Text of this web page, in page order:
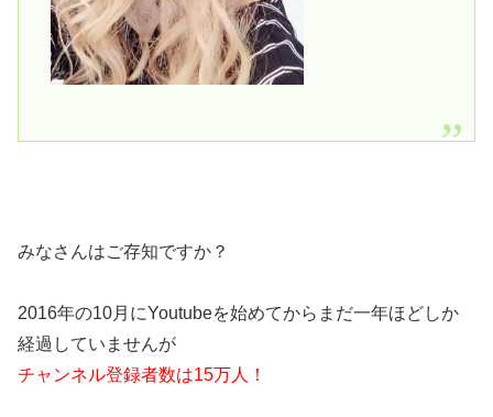
みなさんはご存知ですか？
2016年の10月にYoutubeを始めてからまだ一年ほどしか
経過していませんが
チャンネル登録者数は15万人！